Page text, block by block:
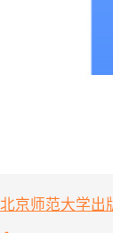
北京师范大学出